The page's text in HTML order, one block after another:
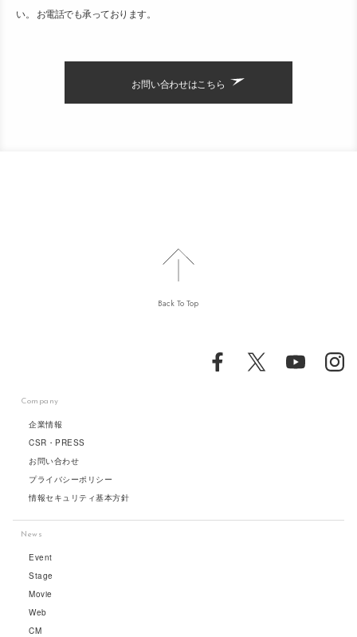
い。 お電話でも承っております。
お問い合わせはこちら
Back To Top
Company
企業情報
CSR・PRESS
お問い合わせ
プライバシーポリシー
情報セキュリティ基本方針
News
Event
Stage
Movie
Web
CM